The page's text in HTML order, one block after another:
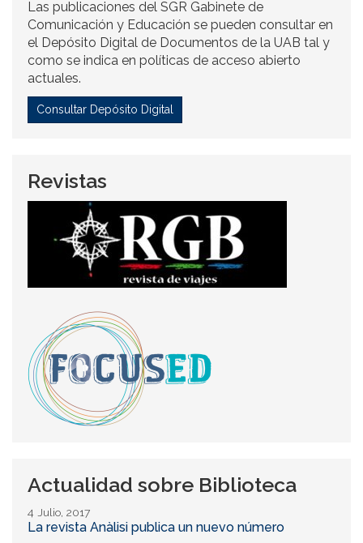
Las publicaciones del SGR Gabinete de
Comunicación y Educación se pueden consultar en
el Depósito Digital de Documentos de la UAB tal y
como se indica en políticas de acceso abierto
actuales.
Consultar Depósito Digital
Revistas
Actualidad sobre Biblioteca
4 Julio, 2017
La revista Anàlisi publica un nuevo número